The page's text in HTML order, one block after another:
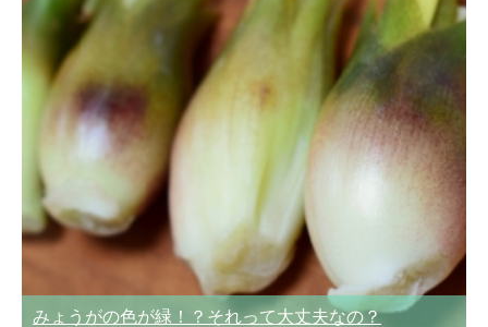
みょうがの色が緑！？それって大丈夫なの？